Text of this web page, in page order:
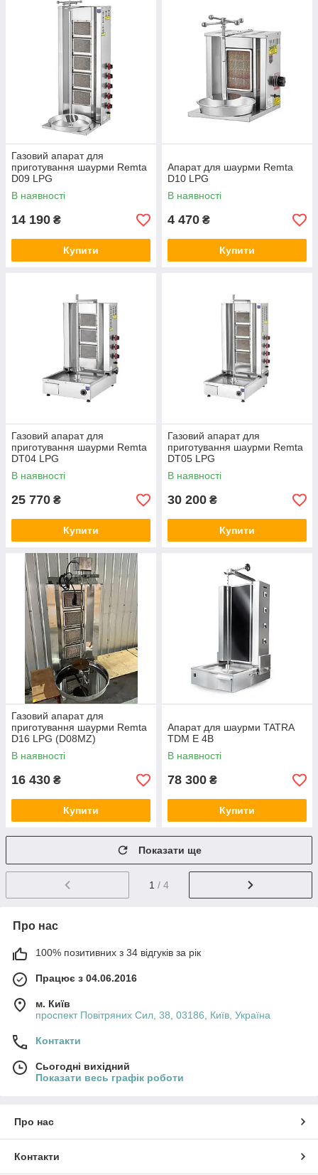
Газовий апарат для
приготування шаурми Remta
D09 LPG
В наявності
14 190 ₴
Купити
Апарат для шаурми Remta
D10 LPG
В наявності
4 470 ₴
Купити
Газовий апарат для
приготування шаурми Remta
DT04 LPG
В наявності
25 770 ₴
Купити
Газовий апарат для
приготування шаурми Remta
DT05 LPG
В наявності
30 200 ₴
Купити
Газовий апарат для
приготування шаурми Remta
D16 LPG (D08MZ)
В наявності
16 430 ₴
Купити
Апарат для шаурми TATRA
TDM E 4B
В наявності
78 300 ₴
Купити
Показати ще
1 / 4
Про нас
100% позитивних з 34 відгуків за рік
Працює з 04.06.2016
м. Київ
проспект Повітряних Сил, 38, 03186, Київ, Україна
Контакти
Сьогодні вихідний
Показати весь графік роботи
Про нас
Контакти